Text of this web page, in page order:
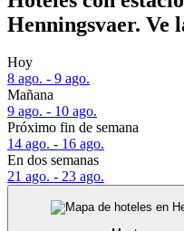
Henningsvaer. Ve
Hoy
8 ago. - 9 ago.
Mañana
9 ago. - 10 ago.
Próximo fin de semana
14 ago. - 16 ago.
En dos semanas
21 ago. - 23 ago.